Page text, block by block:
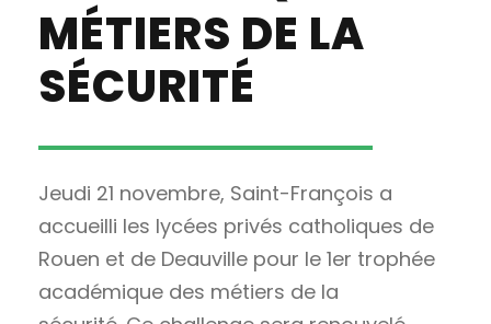
MÉTIERS DE LA
SÉCURITÉ
Jeudi 21 novembre, Saint-François a
accueilli les lycées privés catholiques de
Rouen et de Deauville pour le 1er trophée
académique des métiers de la